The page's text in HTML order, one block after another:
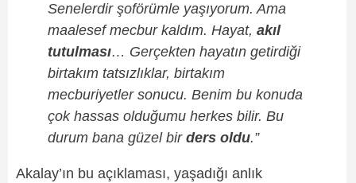
Senelerdir şoförümle yaşıyorum. Ama
maalesef mecbur kaldım. Hayat, akıl
tutulması… Gerçekten hayatın getirdiği
birtakım tatsızlıklar, birtakım
mecburiyetler sonucu. Benim bu konuda
çok hassas olduğumu herkes bilir. Bu
durum bana güzel bir ders oldu.”
Akalay’ın bu açıklaması, yaşadığı anlık